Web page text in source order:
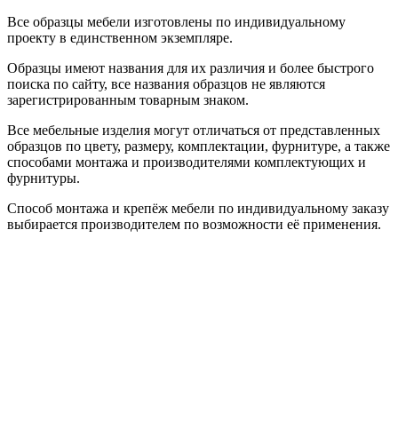
Все образцы мебели изготовлены по индивидуальному
проекту в единственном экземпляре.
Образцы имеют названия для их различия и более быстрого
поиска по сайту, все названия образцов не являются
зарегистрированным товарным знаком.
Все мебельные изделия могут отличаться от представленных
образцов по цвету, размеру, комплектации, фурнитуре, а также
способами монтажа и производителями комплектующих и
фурнитуры.
Способ монтажа и крепёж мебели по индивидуальному заказу
выбирается производителем по возможности её применения.